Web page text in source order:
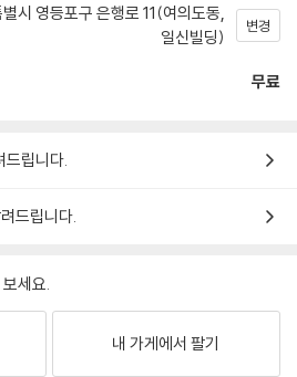
시 영등포구 은행로 11(여의도동,
일신빌딩)
변경
무료
립니다.
드립니다.
세요.
내 가게에서 팔기